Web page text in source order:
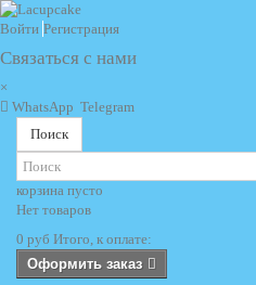
Войти Регистрация
Связаться с нами
×
WhatsApp Telegram
Поиск
корзина пусто
Нет товаров
0 руб Итого, к оплате:
Оформить заказ